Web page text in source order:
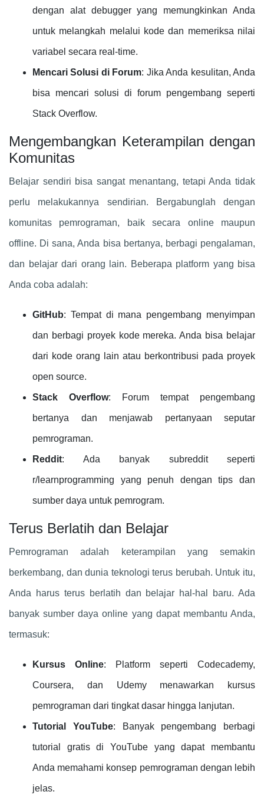
dengan alat debugger yang memungkinkan Anda
untuk melangkah melalui kode dan memeriksa nilai
variabel secara real-time.
Mencari Solusi di Forum: Jika Anda kesulitan, Anda
bisa mencari solusi di forum pengembang seperti
Stack Overflow.
Mengembangkan Keterampilan dengan
Komunitas
Belajar sendiri bisa sangat menantang, tetapi Anda tidak
perlu melakukannya sendirian. Bergabunglah dengan
komunitas pemrograman, baik secara online maupun
offline. Di sana, Anda bisa bertanya, berbagi pengalaman,
dan belajar dari orang lain. Beberapa platform yang bisa
Anda coba adalah:
GitHub: Tempat di mana pengembang menyimpan
dan berbagi proyek kode mereka. Anda bisa belajar
dari kode orang lain atau berkontribusi pada proyek
open source.
Stack Overflow: Forum tempat pengembang
bertanya dan menjawab pertanyaan seputar
pemrograman.
Reddit: Ada banyak subreddit seperti
r/learnprogramming yang penuh dengan tips dan
sumber daya untuk pemrogram.
Terus Berlatih dan Belajar
Pemrograman adalah keterampilan yang semakin
berkembang, dan dunia teknologi terus berubah. Untuk itu,
Anda harus terus berlatih dan belajar hal-hal baru. Ada
banyak sumber daya online yang dapat membantu Anda,
termasuk:
Kursus Online: Platform seperti Codecademy,
Coursera, dan Udemy menawarkan kursus
pemrograman dari tingkat dasar hingga lanjutan.
Tutorial YouTube: Banyak pengembang berbagi
tutorial gratis di YouTube yang dapat membantu
Anda memahami konsep pemrograman dengan lebih
jelas.